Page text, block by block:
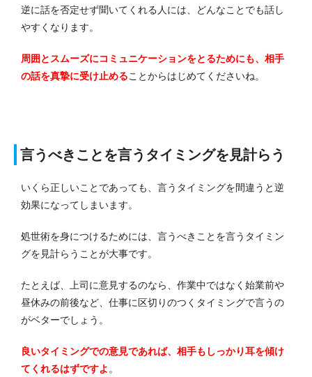
逆に話を否定せず聞いてくれる人には、どんなことでも話し
やすくなります。
周囲とスムーズにコミュニケーションをとるためにも、相手
の話を真摯に受け止めることからはじめてくださいね。
言うべきことを言うタイミングを見計らう
いくら正しいことであっても、言うタイミングを間違うと逆
効果になってしまいます。
処世術を身につけるためには、言うべきことを言うタイミン
グを見計らうことが大事です。
たとえば、上司に意見するのなら、作業中ではなく始業前や
昼休みの前後など、仕事に区切りのつくタイミングで言うの
がベターでしょう。
良いタイミングでの意見であれば、相手もしっかり耳を傾け
てくれるはずですよ 。